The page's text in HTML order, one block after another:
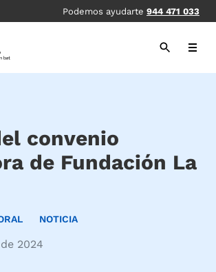
Podemos ayudarte 944 471 033
convenio
de Fundación La
NOTICIA
2024